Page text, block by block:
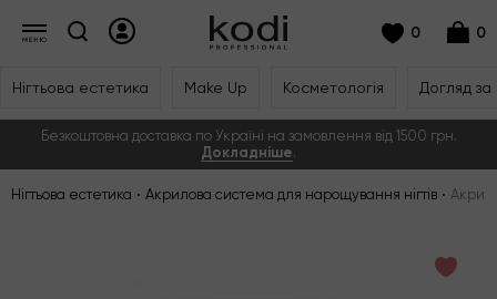
0 0
Нігтьова естетика Make Up Косметологія Догляд
Безкоштовна доставка по Україні на замовлення від 1500 грн.
Докладніше.
Нігтьова естетика Акрилова система для нарощування нігтів